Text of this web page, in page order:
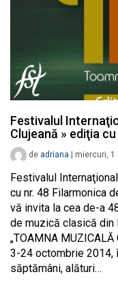
Festivalul
Clujeană » ediţia cu
de adriana miercuri, 1
Festivalul
cu nr. 48 Filarmonica
vă invita la cea de-a
de muzică clasică din
„TOAMNA
3-24 octombrie 2014,
săptămâni, alături…